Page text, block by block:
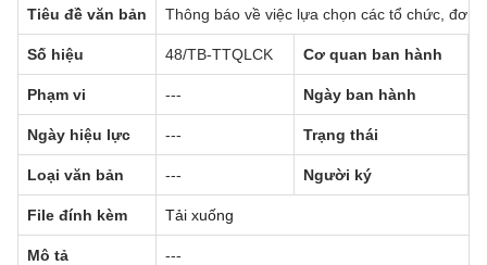
Tiêu đề văn bản Thông báo về việc lựa chọn các tổ chức, đơn
Số hiệu 48/TB-TTQLCK Cơ quan ban hành
Phạm vi --- Ngày ban hành
Ngày hiệu lực --- Trạng thái
Loại văn bản --- Người ký
File đính kèm Tải xuống
Mô tả ---